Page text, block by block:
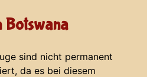
Botswana
sind nicht permanent
da es bei diesem